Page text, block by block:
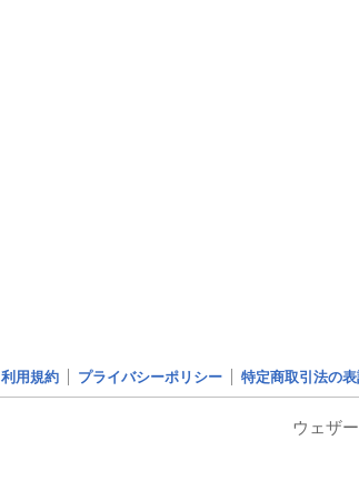
利用規約 プライバシーポリシー 特定商取引法の
ウェザ